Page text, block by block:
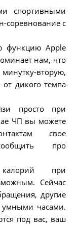
спортивными
соревнование с
функцию Apple
нам, что
вторую,
от дикого темпа
просто при
ЧП вы можете
свое
про
при
Сейчас
другие
умными часами.
под вас, ваш